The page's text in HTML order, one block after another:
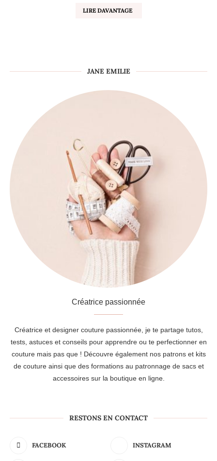
LIRE DAVANTAGE
JANE EMILIE
Créatrice passionnée
Créatrice et designer couture passionnée, je te partage tutos,
tests, astuces et conseils pour apprendre ou te perfectionner en
couture mais pas que ! Découvre également nos patrons et kits
de couture ainsi que des formations au patronnage de sacs et
accessoires sur la boutique en ligne.
RESTONS EN CONTACT
FACEBOOK INSTAGRAM